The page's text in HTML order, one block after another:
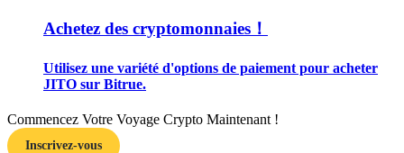
Stratégies de trading
Apprenez à rester rentable
Achetez des cryptomonnaies！
Utilisez une variété d'options de paiement pour acheter
JITO sur Bitrue.
Commencez Votre Voyage Crypto Maintenant !
Inscrivez-vous